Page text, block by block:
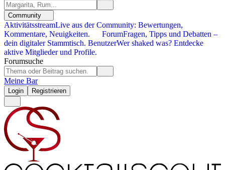
Community
AktivitätsstreamLive aus der Community: Bewertungen,
Kommentare, Neuigkeiten.
ForumFragen, Tipps und Debatten –
dein digitaler Stammtisch. BenutzerWer shaked was? Entdecke
aktive Mitglieder und Profile.
Forumsuche
Meine Bar
Login Registrieren